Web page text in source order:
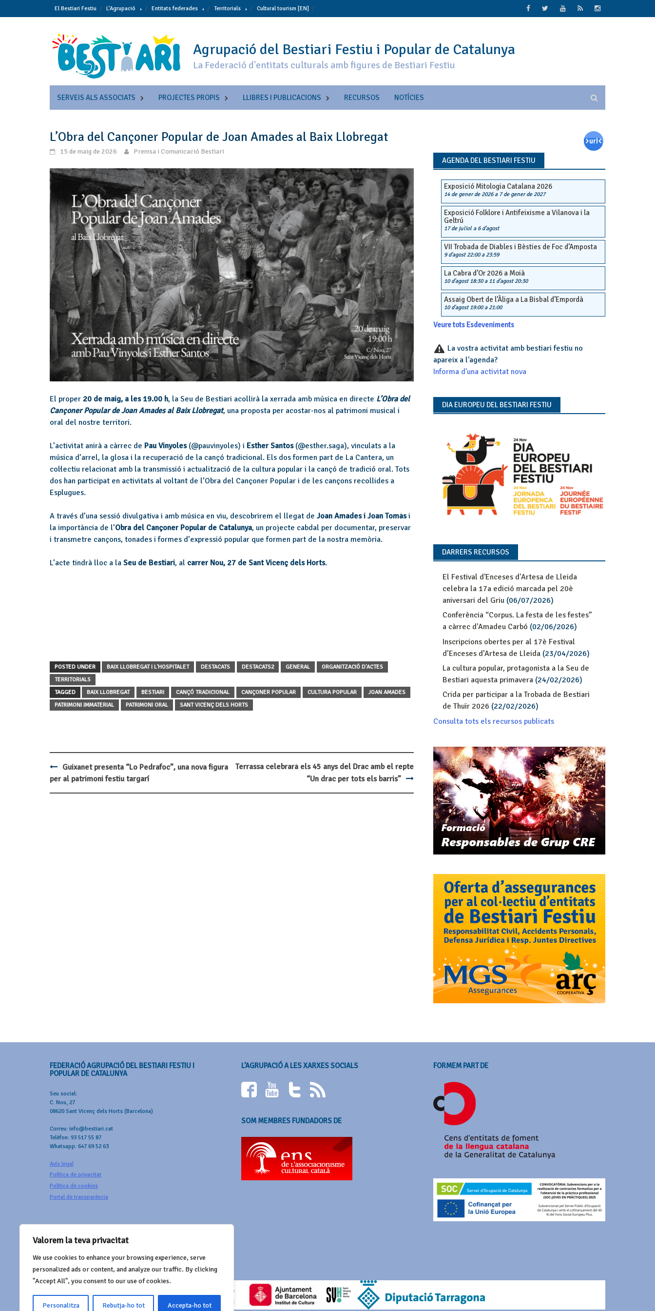
Valorem la teva privacitat
We use cookies to enhance your browsing experience, serve
personalized ads or content, and analyze our traffic. By clicking
"Accept All", you consent to our use of cookies.
Personalitza Rebutja-ho tot Accepta-ho tot
to
El Bestiari Festiu L’Agrupació Entitats federades Territorials Cultural tourism [EN]
Agrupació del Bestiari Festiu i Popular de Catalunya
La Federació d'entitats culturals amb figures de Bestiari Festiu
SERVEIS ALS ASSOCIATS PROJECTES PROPIS LLIBRES I PUBLICACIONS RECURSOS NOTÍCIES
L’Obra del Cançoner Popular de Joan Amades al Baix Llobregat
15 de maig de 2026 Premsa i Comunicació Bestiari
El proper 20 de maig, a les 19.00 h, la Seu de Bestiari acollirà la xerrada amb música en directe L’Obra del
Cançoner Popular de Joan Amades al Baix Llobregat, una proposta per acostar-nos al patrimoni musical i
oral del nostre territori.
L’activitat anirà a càrrec de Pau Vinyoles (@pauvinyoles) i Esther Santos (@esther.saga), vinculats a la
música d’arrel, la glosa i la recuperació de la cançó tradicional. Els dos formen part de La Cantera, un
col·lectiu relacionat amb la transmissió i actualització de la cultura popular i la cançó de tradició oral. Tots
dos han participat en activitats al voltant de l’Obra del Cançoner Popular i de les cançons recollides a
Esplugues.
A través d’una sessió divulgativa i amb música en viu, descobrirem el llegat de Joan Amades i Joan Tomàsi
la importància de l’Obra del Cançoner Popular de Catalunya, un projecte cabdal per documentar, preservar
i transmetre cançons, tonades i formes d’expressió popular que formen part de la nostra memòria.
L’acte tindrà lloc a la Seu de Bestiari, al carrer Nou, 27 de Sant Vicenç dels Horts.
POSTED UNDER BAIX LLOBREGAT I L'HOSPITALET DESTACATS DESTACATS2 GENERAL
ORGANITZACIÓ D'ACTES
TERRITORIALS
TAGGED
BAIX LLOBREGAT BESTIARI CANÇÓ TRADICIONAL CANÇONER POPULAR CULTURA POPULAR
JOAN AMADES
PATRIMONI IMMATERIAL
PATRIMONI ORAL SANT VICENÇ DELS HORTS
Post
navigation
Guixanet presenta “Lo Pedrafoc”, una nova figura
per al patrimoni festiu targarí
Terrassa celebrarà els 45 anys del Drac amb el repte
“Un drac per tots els barris”
AGENDA DEL BESTIARI FESTIU
Exposició Mitologia Catalana 2026
14 de gener de 2026a 7 de gener de 2027
Exposició Folklore i Antifeixisme a Vilanova i la
Geltrú
17 de juliola 6 d'agost
VII Trobada de Diables i Bèsties de Foc d’Amposta
9 d'agost 22:00a 23:59
La Cabra d’Or 2026 a Moià
10 d'agost 18:30a 11 d'agost 20:30
Assaig Obert de l’Àliga a La Bisbal d’Empordà
10 d'agost 19:00a 21:00
Veure tots Esdeveniments
La vostra activitat amb bestiari festiu no
apareix a l'agenda?
Informa d'una activitat nova
DIA EUROPEU DEL BESTIARI FESTIU
DARRERS RECURSOS
El Festival d'Enceses d'Artesa de Lleida
celebra la 17a edició marcada pel 20è
aniversari del Griu(06/07/2026)
Conferència “Corpus. La festa de les festes”
a càrrec d'Amadeu Carbó (02/06/2026)
Inscripcions obertes per al 17è Festival
d’Enceses d’Artesa de Lleida(23/04/2026)
La cultura popular, protagonista a la Seu de
Bestiari aquesta primavera(24/02/2026)
Crida per participar a la Trobada de Bestiari
de Thuïr 2026 (22/02/2026)
Consulta tots els recursos publicats
FEDERACIÓ AGRUPACIÓ DEL BESTIARI FESTIU I
POPULAR DE CATALUNYA
Seu social:
C. Nou, 27
08620 Sant Vicenç dels Horts (Barcelona)
Correu: info@bestiari.cat
Telèfon: 93 517 55 87
Whatsapp: 647 69 52 63
Avís legal
Política de privacitat
Política de cookies
Portal de transparència
L’AGRUPACIÓ A LES XARXES SOCIALS
SOM MEMBRES FUNDADORS DE
FORMEM PART DE